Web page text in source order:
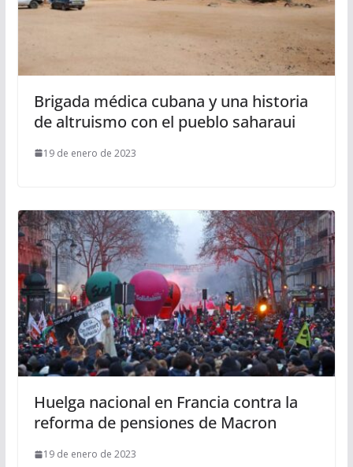
Brigada médica cubana y una historia
de altruismo con el pueblo saharaui
19 de enero de 2023
Huelga nacional en Francia contra la
reforma de pensiones de Macron
19 de enero de 2023